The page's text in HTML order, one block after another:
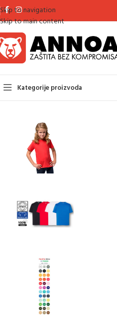
Skip to navigation
Skip to main content
Kategorije proizvoda